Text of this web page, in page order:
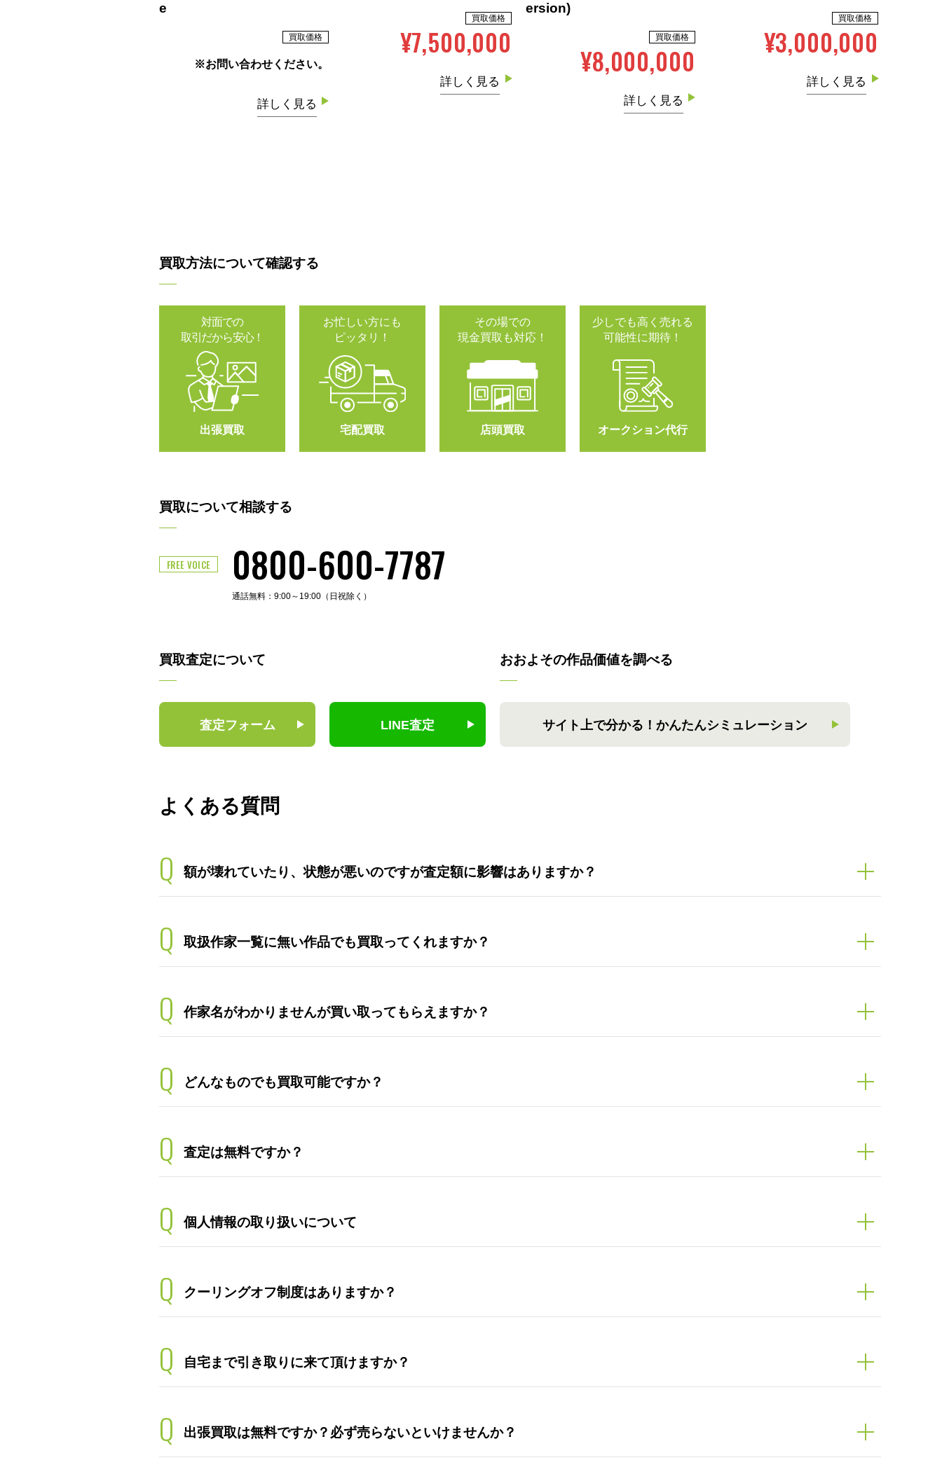
e
買取価格
※お問い合わせください。
詳しく見る
買取価格
¥7,500,000
詳しく見る
ersion)
買取価格
¥8,000,000
詳しく見る
買取価格
¥3,000,000
詳しく見る
買取方法について確認する
対面での
取引だから安心！
出張買取
お忙しい方にも
ピッタリ！
宅配買取
その場での
現金買取も対応！
店頭買取
少しでも高く売れる
可能性に期待！
オークション代行
買取について相談する
FREE VOICE 0800-600-7787
通話無料：9:00～19:00（日祝除く）
買取査定について
査定フォーム LINE査定
おおよその作品価値を調べる
サイト上で分かる！ かんたんシミュレーション
よくある質問
Q 額が壊れていたり、状態が悪いのですが査定額に影響はありますか？
Q 取扱作家一覧に無い作品でも買取ってくれますか？
Q 作家名がわかりませんが買い取ってもらえますか？
Q どんなものでも買取可能ですか？
Q 査定は無料ですか？
Q 個人情報の取り扱いについて
Q クーリングオフ制度はありますか？
Q 自宅まで引き取りに来て頂けますか？
Q 出張買取は無料ですか？必ず売らないといけませんか？